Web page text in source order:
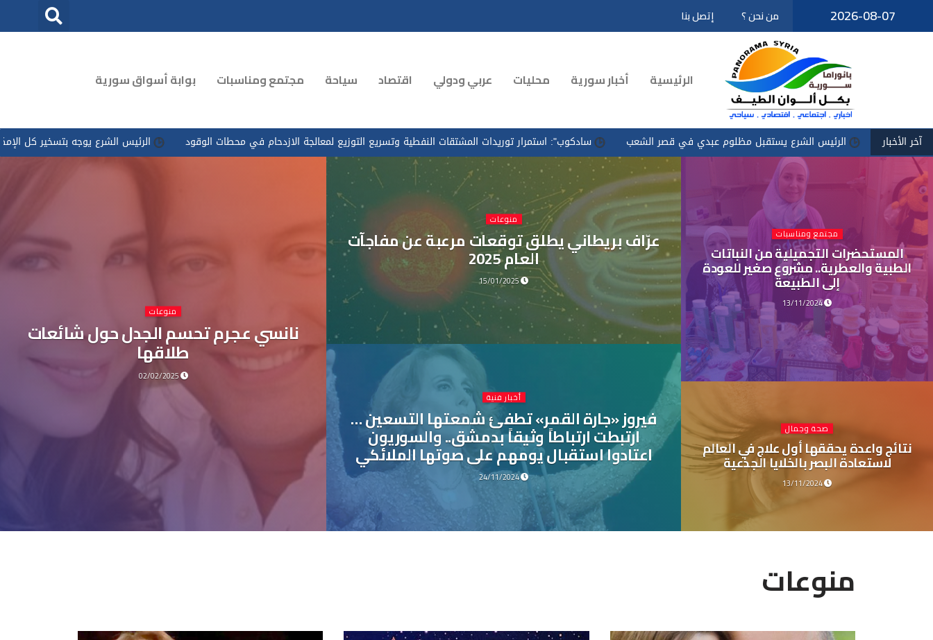
تخطى
2026-08-07 من نحن ؟ إتصل بنا
الرئيسية أخبار سورية محليات عربي ودولي اقتصاد سياحة مجتمع ومناسبات بوابة أسواق سورية
آخر الأخبار
الرئيس الشرع يستقبل مظلوم عبدي في قصر الشعب سادكوب": استمرار توريدات المشتقات النفطية وتسريع التوزيع لمعالجة الازدحام في محطات الوقود الرئيس الشرع يوجه بتسخير كل الإمكانات للتعامل
منوعات
نانسي عجرم تحسم الجدل حول شائعات
طلاقها
منوعات
عرّاف بريطاني يطلق توقعات مرعبة عن مفاجآت
العام 2025
15/01/2025
أخبار فنية
فيروز «جارة القمر» تطفئ شمعتها التسعين …
ارتبطت ارتباطاً وثيقاً بدمشق.. والسوريون
اعتادوا استقبال يومهم على صوتها الملائكي
24/11/2024
مجتمع ومناسبات
المستحضرات التجميلية من النباتات
الطبية والعطرية.. مشروع صغير للعودة
إلى الطبيعة
13/11/2024
صحة وجمال
نتائج واعدة يحققها أول علاج في العالم
لاستعادة البصر بالخلايا الجذعية
13/11/2024
منوعات